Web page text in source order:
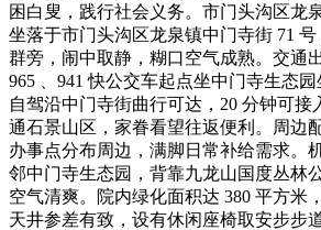
困白叟，践行社会义务。市门头沟区龙
坐落于市门头沟区龙泉镇中门寺街 71
群旁，闹中取静，糊口空气成熟。交通
965 、941 快公交车起点坐中门寺生态园
自驾沿中门寺街曲行可达，20 分钟可接
通石景山区，家眷看望往返便利。周边
办事点分布周边，满脚日常补给需求。
邻中门寺生态园，背靠九龙山国度丛林
空气清爽。院内绿化面积达 380 平方米
天井参差有致，设有休闲座椅取安步步